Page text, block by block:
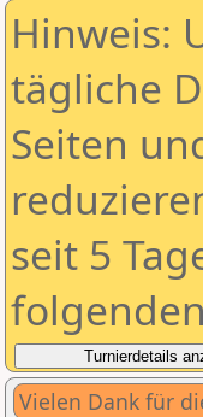
Hinweis:
tägliche
Seiten
seit 5
Vielen Dank für